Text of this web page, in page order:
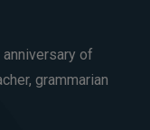
of
grammarian